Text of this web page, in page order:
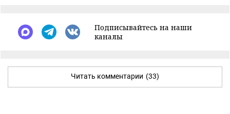
Подписывайтесь на наши
каналы
Читать комментарии (33)